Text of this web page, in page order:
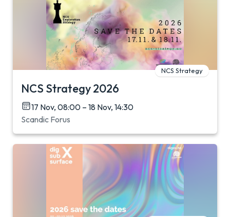
NCS Strategy
NCS Strategy 2026
17 Nov, 08:00 – 18 Nov, 14:30
Scandic Forus